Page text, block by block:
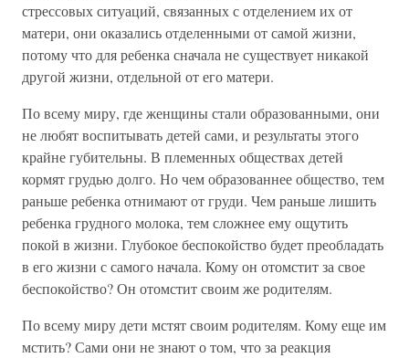
стрессовых ситуаций, связанных с отделением их от
матери, они оказались отделенными от самой жизни,
потому что для ребенка сначала не существует никакой
другой жизни, отдельной от его матери.
По всему миру, где женщины стали образованными, они
не любят воспитывать детей сами, и результаты этого
крайне губительны. В племенных обществах детей
кормят грудью долго. Но чем образованнее общество, тем
раньше ребенка отнимают от груди. Чем раньше лишить
ребенка грудного молока, тем сложнее ему ощутить
покой в жизни. Глубокое беспокойство будет преобладать
в его жизни с самого начала. Кому он отомстит за свое
беспокойство? Он отомстит своим же родителям.
По всему миру дети мстят своим родителям. Кому еще им
мстить? Сами они не знают о том, что за реакция